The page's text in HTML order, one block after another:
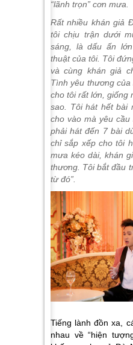
“lãnh trọn” cơn mưa.
Rất nhiều khán giả
tôi chịu trận dưới
sáng, là dấu ấn
thuật của tôi. Tôi
và cùng khán giả
Tình yêu thương
cho tôi rất lớn, giống
sao. Tôi hát hết bài
cho vào mà yêu
phải hát đến 7 bài
chỉ sắp xếp cho tôi
mưa kéo dài, khán
thương. Tôi bắt đầu
từ đó”.
Tiếng lành đồn xa,
nhau về “hiện